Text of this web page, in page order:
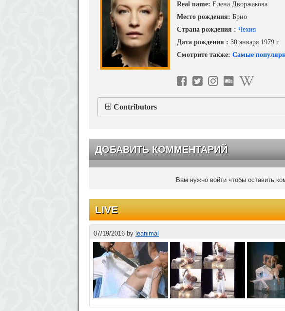
Real name: Елена Дворжакова
Место рождения: Брно
Страна рождения : Чехия
Дата рождения : 30 января 1979 г.
Смотрите также: Самые
Contributors
ДОБАВИТЬ КОММЕНТАРИЙ
Вам нужно войти чтобы оставить
LIVE
07/19/2016 by leanimal